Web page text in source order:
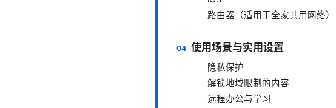
路由器（适用于全家共用网络）
使用场景与实用设置
隐私保护
解锁地域限制的内容
远程办公与学习